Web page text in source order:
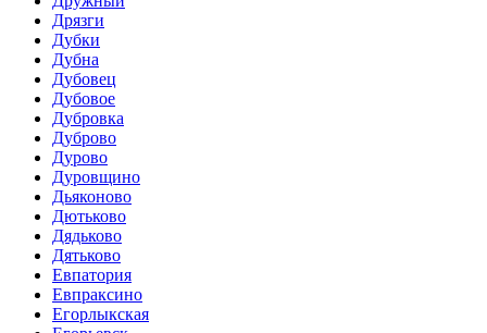
Дрязги
Дубки
Дубна
Дубовец
Дубовое
Дубровка
Дуброво
Дурово
Дуровщино
Дьяконово
Дютьково
Дядьково
Дятьково
Евпатория
Евпраксино
Егорлыкская